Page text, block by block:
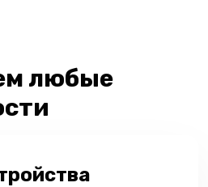
любые